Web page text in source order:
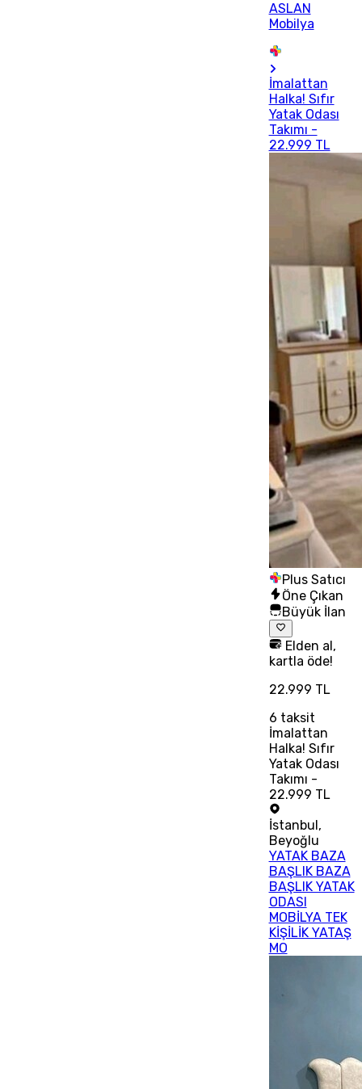
ASLAN
Mobilya
İmalattan
Halka! Sıfır
Yatak Odası
Takımı -
22.999 TL
Plus Satıcı
Öne Çıkan
Büyük İlan
Elden al,
kartla öde!
22.999 TL
6 taksit
İmalattan
Halka! Sıfır
Yatak Odası
Takımı -
22.999 TL
İstanbul ,
Beyoğlu
YATAK BAZA
BAŞLIK BAZA
BAŞLIK YATAK
ODASI
MOBİLYA TEK
KİŞİLİK YATAŞ
MO